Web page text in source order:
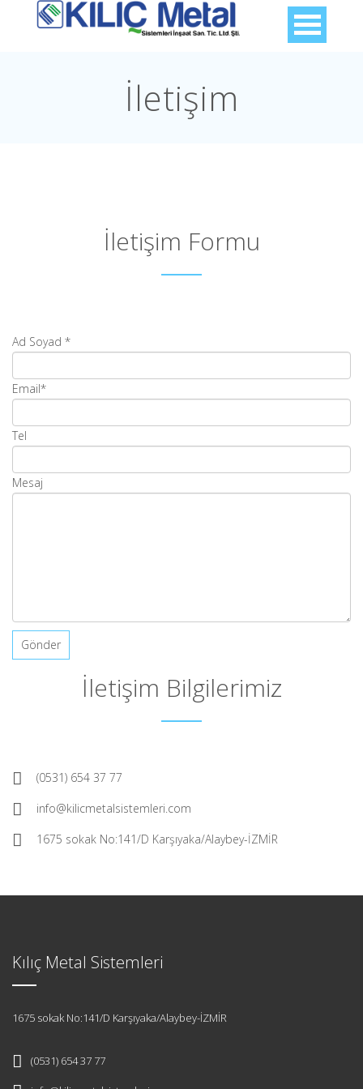
İletişim
İletişim Formu
Ad Soyad *
Email*
Tel
Mesaj
İletişim Bilgilerimiz
(0531) 654 37 77
info@kilicmetalsistemleri.com
1675 sokak No:141/D Karşıyaka/Alaybey-İZMİR
Kılıç Metal Sistemleri
1675 sokak No:141/D Karşıyaka/Alaybey-İZMİR
(0531) 654 37 77